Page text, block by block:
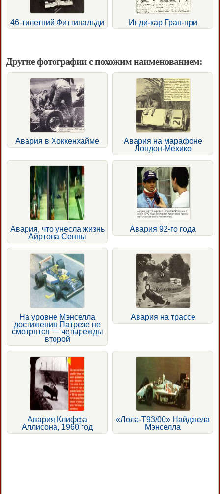
46-тилетний Фиттипальди Инди-кар Гран-при
Другие фотографии с похожим наименованием:
Авария в Хоккенхайме
Авария на марафоне
Лондон-Мехико
Авария, что унесла жизнь
Айртона Сенны
Авария 92-го года
На уровне Мэнселла
достижения Патрезе не
смотрятся — четырежды
второй
Авария на трассе
Авария Клиффа
Аллисона, 1960 год
«Лола-Т93/00» Найджела
Мэнселла